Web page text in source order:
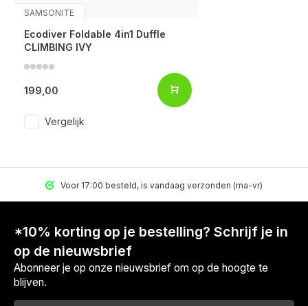
SAMSONITE
Ecodiver Foldable 4in1 Duffle
CLIMBING IVY
199,00
Vergelijk
Voor 17:00 besteld, is vandaag verzonden (ma-vr)
*10% korting op je bestelling? Schrijf je in
op de nieuwsbrief
Abonneer je op onze nieuwsbrief om op de hoogte te
blijven.